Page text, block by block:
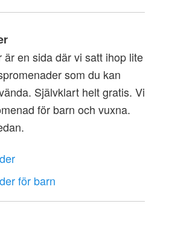
är en sida där vi satt ihop lite
som du kan
Självklart helt gratis. Vi
för barn och vuxna.
för barn